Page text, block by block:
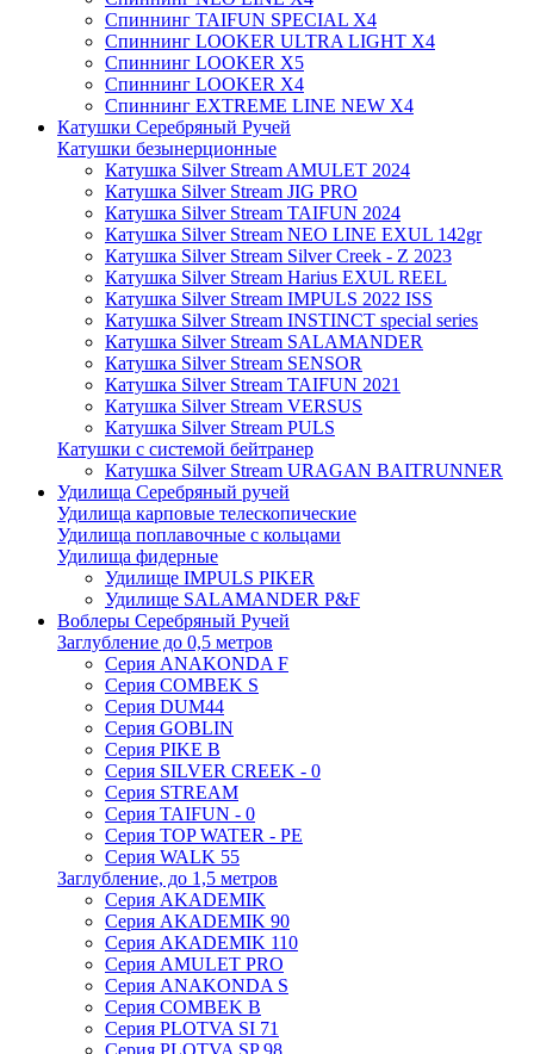
Спиннинг TAIFUN SPECIAL X4
Спиннинг LOOKER ULTRA LIGHT X4
Спиннинг LOOKER X5
Спиннинг LOOKER X4
Спиннинг EXTREME LINE NEW X4
Катушки Серебряный Ручей
Катушки безынерционные
Катушка Silver Stream AMULET 2024
Катушка Silver Stream JIG PRO
Катушка Silver Stream TAIFUN 2024
Катушка Silver Stream NEO LINE EXUL 142gr
Катушка Silver Stream Silver Creek - Z 2023
Катушка Silver Stream Harius EXUL REEL
Катушка Silver Stream IMPULS 2022 ISS
Катушка Silver Stream INSTINCT special series
Катушка Silver Stream SALAMANDER
Катушка Silver Stream SENSOR
Катушка Silver Stream TAIFUN 2021
Катушка Silver Stream VERSUS
Катушка Silver Stream PULS
Катушки с системой бейтранер
Катушка Silver Stream URAGAN BAITRUNNER
Удилища Серебряный ручей
Удилища карповые телескопические
Удилища поплавочные с кольцами
Удилища фидерные
Удилище IMPULS PIKER
Удилище SALAMANDER P&F
Воблеры Серебряный Ручей
Заглубление до 0,5 метров
Серия ANAKONDA F
Серия COMBEK S
Серия DUM44
Серия GOBLIN
Серия PIKE B
Серия SILVER CREEK - 0
Серия STREAM
Серия TAIFUN - 0
Серия TOP WATER - PE
Серия WALK 55
Заглубление, до 1,5 метров
Серия AKADEMIK
Серия AKADEMIK 90
Серия AKADEMIK 110
Серия AMULET PRO
Серия ANAKONDA S
Серия COMBEK B
Серия PLOTVA SI 71
Серия PLOTVA SP 98